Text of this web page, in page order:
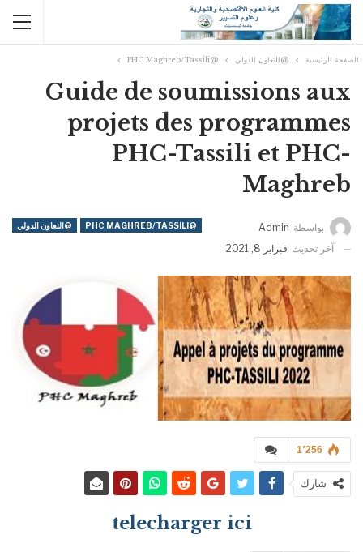
الصفحة الرئيسية @التعاون الدولي @PHC Maghreb/Tassili
Guide de soumissions aux
projets des programmes
PHC-Tassili et PHC-
Maghreb
@PHC MAGHREB/TASSILI @التعاون الدولي بواسطة Admin
آخر تحديث فبراير 8, 2021
1٬256
شارك
telecharger ici